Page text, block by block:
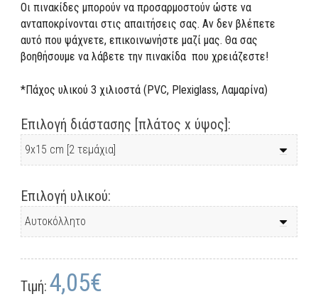
Οι πινακίδες μπορούν να προσαρμοστούν ώστε να
ανταποκρίνονται στις απαιτήσεις σας. Αν δεν βλέπετε
αυτό που ψάχνετε, επικοινωνήστε μαζί μας. Θα σας
βοηθήσουμε να λάβετε την πινακίδα που χρειάζεστε!
*Πάχος υλικού 3 χιλιοστά (PVC, Plexiglass, Λαμαρίνα)
Επιλογή διάστασης [πλάτος x ύψος]:
Επιλογή υλικού:
Τιμή: 4,05€